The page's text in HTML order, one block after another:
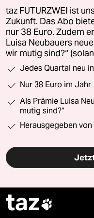
taz FUTURZWEI ist
Zukunft. Das Abo
nur 38 Euro. Zudem
Luisa Neubauers
wir mutig sind?“
Jedes Quartal neu
Nur 38 Euro im Jahr
Als Prämie Luisa
mutig sind?“
Herausgegeben
taz